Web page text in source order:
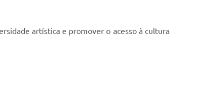
artística e promover o acesso à cultura